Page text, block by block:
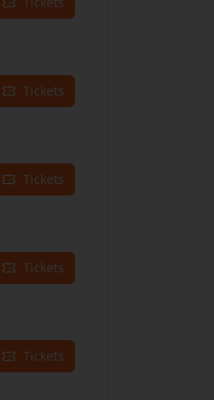
Tickets
Tickets
Tickets
Tickets